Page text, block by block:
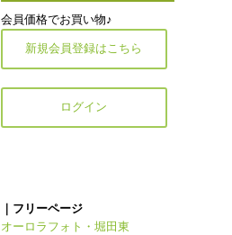
会員価格でお買い物♪
新規会員登録はこちら
ログイン
｜フリーページ
オーロラフォト・堀田東